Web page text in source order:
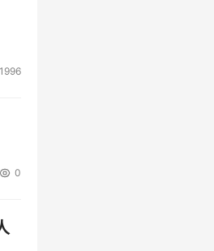
1996
0